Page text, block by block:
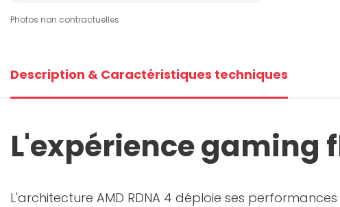
Photos non contractuelles
Description & Caractéristiques techniques
L'expérience gaming
L'architecture AMD RDNA 4 déploie ses